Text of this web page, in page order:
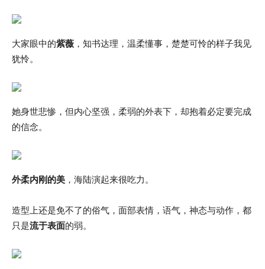
大家眼中的紫薇 ，知书达理，温柔懂事，楚楚可怜的样子我见
犹怜。
她身世悲惨，但内心坚强，柔弱的外表下，却抱着必定要完成
的信念。
外柔内刚的美 ，海陆演起来很吃力。
造型上还是免不了的俗气，面部表情，语气，神态与动作，都
只是流于表面的弱。